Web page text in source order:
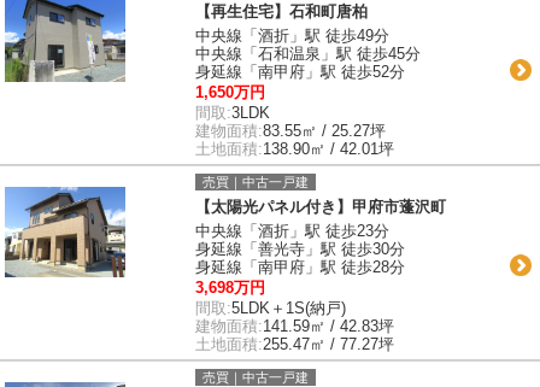
【再生住宅】石和町唐柏
中央線「酒折」駅 徒歩49分
中央線「石和温泉」駅 徒歩45分
身延線「南甲府」駅 徒歩52分
1,650万円
間取:3LDK
建物面積:83.55㎡ / 25.27坪
土地面積:138.90㎡ / 42.01坪
売買｜中古一戸建
【太陽光パネル付き】甲府市蓬沢町
中央線「酒折」駅 徒歩23分
身延線「善光寺」駅 徒歩30分
身延線「南甲府」駅 徒歩28分
3,698万円
間取:5LDK＋1S(納戸)
建物面積:141.59㎡ / 42.83坪
土地面積:255.47㎡ / 77.27坪
売買｜中古一戸建